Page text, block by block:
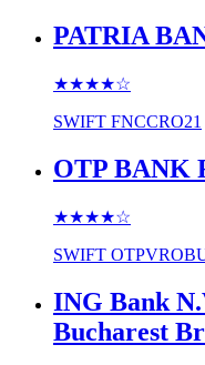
PATRIA
★★★★☆
SWIFT FNCCRO21
OTP BANK
★★★★☆
SWIFT
ING Bank
Bucharest